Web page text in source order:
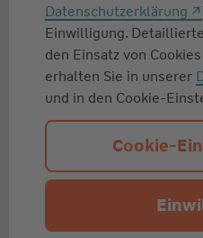
Datenschutzerklärung
Einwilligung.
den Einsatz von
erhalten Sie in unserer
und in den Cookie-
Cookie-